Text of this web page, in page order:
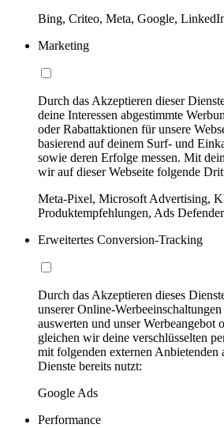
Bing, Criteo, Meta, Google,
Marketing
Durch das Akzeptieren dieser
deine Interessen abgestimmte
oder Rabattaktionen für unsere
basierend auf deinem Surf- und
sowie deren Erfolge messen. Mit
wir auf dieser Webseite folgende
Meta-Pixel, Microsoft Advertising,
Produktempfehlungen, Ads Defender
Erweitertes Conversion-Tracking
Durch das Akzeptieren dieses
unserer Online-
auswerten und unser Werbeangebot
gleichen wir deine verschlüsselten
mit folgenden externen Anbietenden
Dienste bereits nutzt:
Google Ads
Performance